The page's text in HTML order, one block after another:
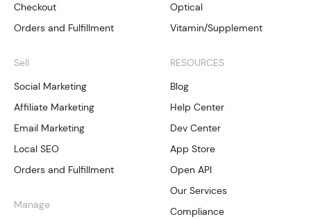
Checkout
Orders and Fulfillment
Sell
Social Marketing
Affiliate Marketing
Email Marketing
Local SEO
Orders and Fulfillment
Manage
Optical
Vitamin/Supplement
RESOURCES
Blog
Help Center
Dev Center
App Store
Open API
Our Services
Compliance